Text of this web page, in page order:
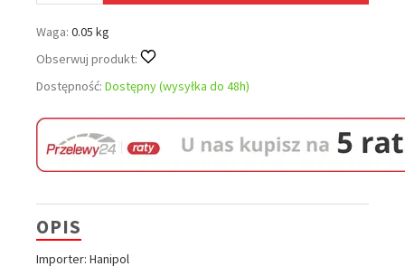
Waga: 0.05 kg
Obserwuj produkt:
Dostępność: Dostępny (wysyłka do 48h)
OPIS
Importer: Hanipol